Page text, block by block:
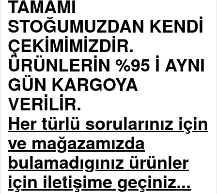
TAMAMI
STOĞUMUZDAN KENDİ
ÇEKİMİMİZDİR.
ÜRÜNLERİN %95 İ AYNI
GÜN KARGOYA
VERİLİR.
Her türlü sorularınız için
ve mağazamızda
bulamadıgınız ürünler
için iletişime geçiniz...